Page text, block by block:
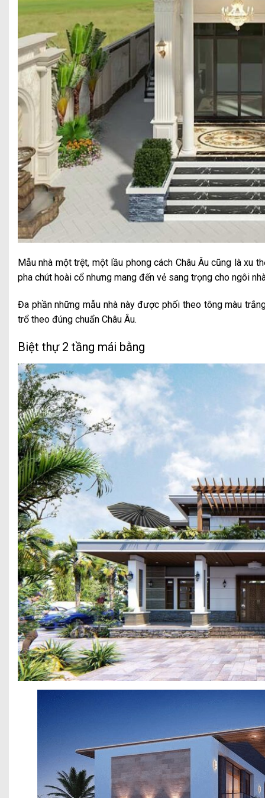
Mẫu nhà một trệt, một lầu phong cách Châu Âu cũng là xu
pha chút hoài cổ nhưng mang đến vẻ sang trọng cho ngôi
Đa phần những mẫu nhà này được phối theo tông màu
trổ theo đúng chuẩn Châu Âu.
Biệt thự 2 tầng mái bằng